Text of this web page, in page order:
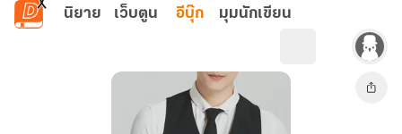
ข้ามไปยังเนื้อหาหลัก
นิยาย เว็บตูน อีบุ๊ก มุมนักเขียน